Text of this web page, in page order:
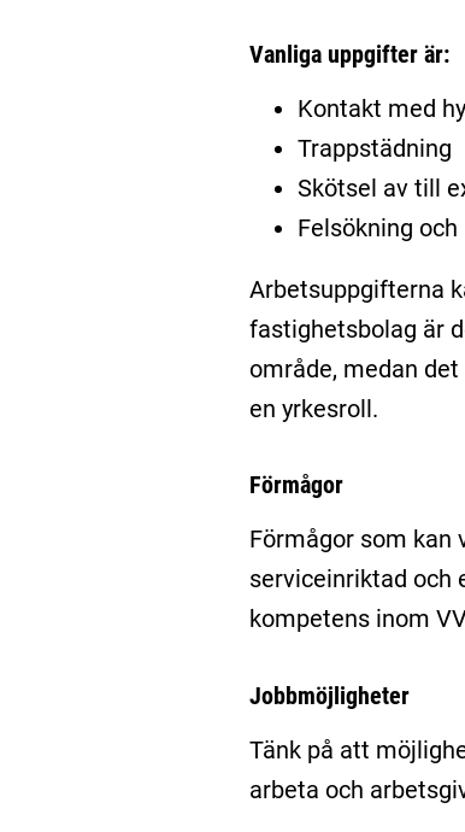
Vanliga uppgifter är:
Kontakt med
Trappstädning
Skötsel av till
Felsökning
Arbetsuppgifterna
fastighetsbolag är
område, medan
en yrkesroll.
Förmågor
Förmågor som kan
serviceinriktad och
kompetens inom
Jobbmöjligheter
Tänk på att
arbeta och